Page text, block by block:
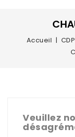
Accueil CDP
Veuillez